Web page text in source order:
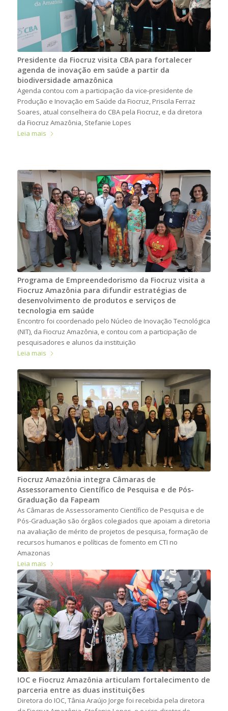
Presidente da Fiocruz visita CBA para fortalecer
agenda de inovação em saúde a partir da
biodiversidade amazônica
Agenda contou com a participação da vice-presidente de
Produção e Inovação em Saúde da Fiocruz, Priscila Ferraz
Soares, atual conselheira do CBA pela Fiocruz, e da diretora
da Fiocruz Amazônia, Stefanie Lopes
Leia mais
Programa de Empreendedorismo da Fiocruz visita a
Fiocruz Amazônia para difundir estratégias de
desenvolvimento de produtos e serviços de
tecnologia em saúde
Encontro foi coordenado pelo Núcleo de Inovação Tecnológica
(NIT), da Fiocruz Amazônia, e contou com a participação de
pesquisadores e alunos da instituição
Leia mais
Fiocruz Amazônia integra Câmaras de
Assessoramento Científico de Pesquisa e de Pós-
Graduação da Fapeam
As Câmaras de Assessoramento Científico de Pesquisa e de
Pós-Graduação são órgãos colegiados que apoiam a diretoria
na avaliação de mérito de projetos de pesquisa, formação de
recursos humanos e políticas de fomento em CTI no
Amazonas
Leia mais
IOC e Fiocruz Amazônia articulam fortalecimento de
parceria entre as duas instituições
Diretora do IOC, Tânia Araújo Jorge foi recebida pela diretora